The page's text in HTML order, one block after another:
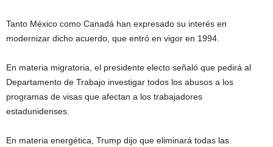
Tanto México como Canadá han expresado su interés en
modernizar dicho acuerdo, que entró en vigor en 1994.
En materia migratoria, el presidente electo señaló que pedirá al
Departamento de Trabajo investigar todos los abusos a los
programas de visas que afectan a los trabajadores
estadunidenses.
En materia energética, Trump dijo que eliminará todas las